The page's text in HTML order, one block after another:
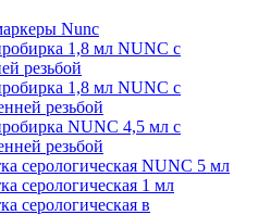
Nunc
1,8 мл NUNC с
резьбой
1,8 мл NUNC с
резьбой
NUNC 4,5 мл с
резьбой
серологическая NUNC 5 мл
серологическая 1 мл
серологическая в